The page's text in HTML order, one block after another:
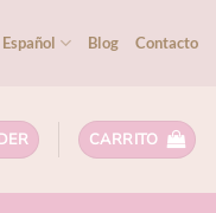
Español Blog Contacto
CARRITO